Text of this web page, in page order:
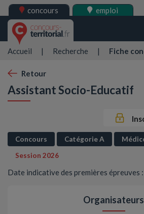
concours emploi
Accueil | Recherche | Fiche
Retour
Assistant Socio-Educatif
Concours Catégorie A
Session 2026
Date indicative des premières
Organisateurs